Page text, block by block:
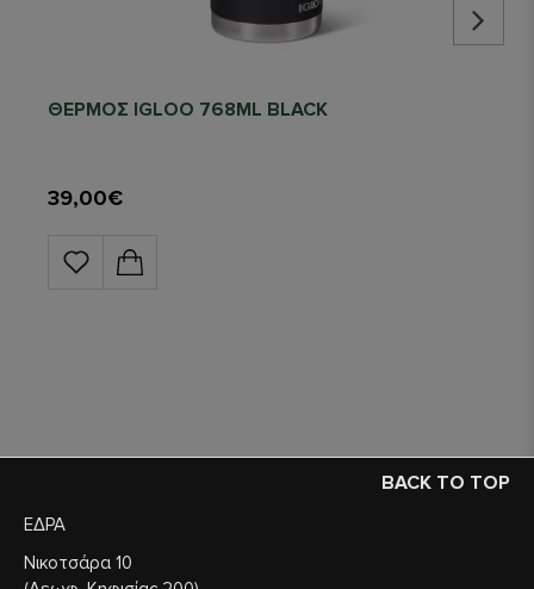
ΘΕΡΜΟΣ IGLOO 768ML BLACK
39,00€
BACK TO TOP
ΕΔΡΑ
Νικοτσάρα 10